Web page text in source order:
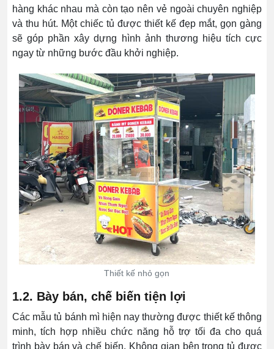
hàng khác nhau mà còn tạo nên vẻ ngoài chuyên nghiệp
và thu hút. Một chiếc tủ được thiết kế đẹp mắt, gọn gàng
sẽ góp phần xây dựng hình ảnh thương hiệu tích cực
ngay từ những bước đầu khởi nghiệp.
Thiết kế nhỏ gọn
1.2. Bày bán, chế biến tiện lợi
Các mẫu tủ bánh mì hiện nay thường được thiết kế thông
minh, tích hợp nhiều chức năng hỗ trợ tối đa cho quá
trình bày bán và chế biến. Không gian bên trong tủ được